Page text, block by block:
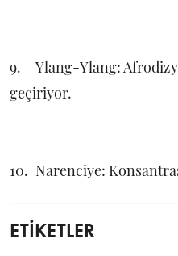
9.
Ylang-Ylang:
geçiriyor.
10. Narenciye:
ETİKETLER